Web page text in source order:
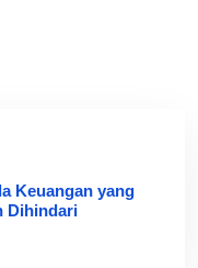
Keuangan yang
Dihindari